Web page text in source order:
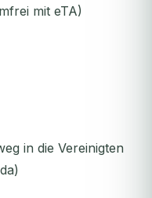
mit eTA)
in die Vereinigten